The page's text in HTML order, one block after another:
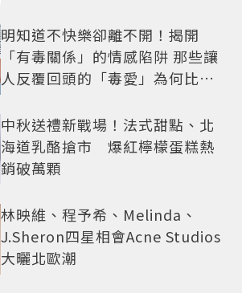
明知道不快樂卻離不開！揭開
「有毒關係」的情感陷阱 那些讓
人反覆回頭的「毒愛」為何比菸
中秋送禮新戰場！法式甜點、北
海道乳酪搶市 爆紅檸檬蛋糕熱
銷破萬顆
林映維、程予希、Melinda、
J.Sheron四星相會Acne Studios
大曬北歐潮